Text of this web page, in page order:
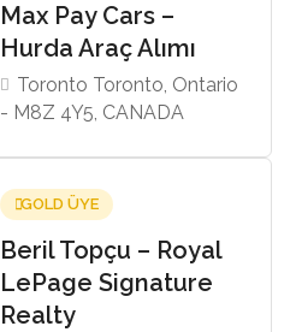
Max Pay Cars –
Hurda Araç Alımı
Toronto Toronto, Ontario
- M8Z 4Y5, CANADA
GOLD ÜYE
Beril Topçu – Royal
LePage Signature
Realty